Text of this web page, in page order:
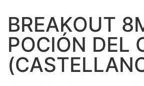
BREAKOUT
POCIÓN DEL